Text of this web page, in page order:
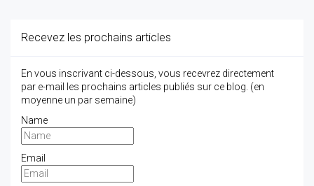
Recevez les prochains articles
En vous inscrivant ci-dessous, vous recevrez directement
par e-mail les prochains articles publiés sur ce blog. (en
moyenne un par semaine)
Name
Email